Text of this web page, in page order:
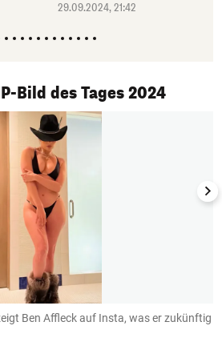
29.09.2024, 21:42
Bild des Tages 2024
Ben Affleck auf Insta, was er zukünftig